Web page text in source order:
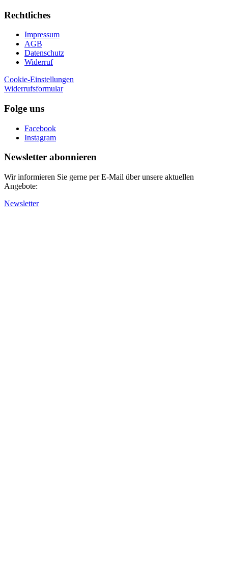
Rechtliches
Impressum
AGB
Datenschutz
Widerruf
Cookie-Einstellungen
Widerrufsformular
Folge uns
Facebook
Instagram
Newsletter abonnieren
Wir informieren Sie gerne per E-Mail über unsere aktuellen
Angebote:
Newsletter